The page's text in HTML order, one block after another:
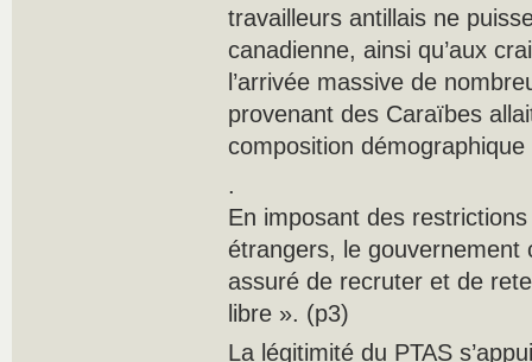
travailleurs antillais ne
canadienne, ainsi qu’aux
l’arrivée massive de
provenant des Caraïbes
composition
.
En imposant des
étrangers, le gouvernement
assuré de recruter et de
libre ». (p3)
La légitimité du PTAS